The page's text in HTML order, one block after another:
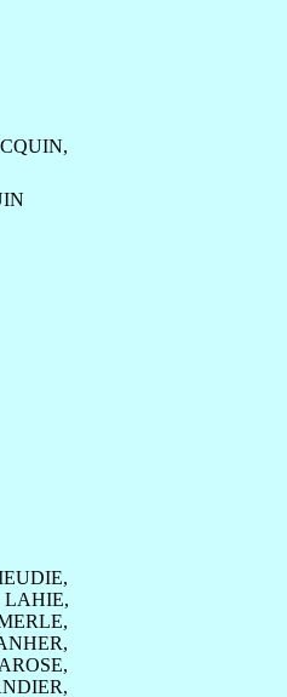
,
,
LAHIE,
,
,
,
,